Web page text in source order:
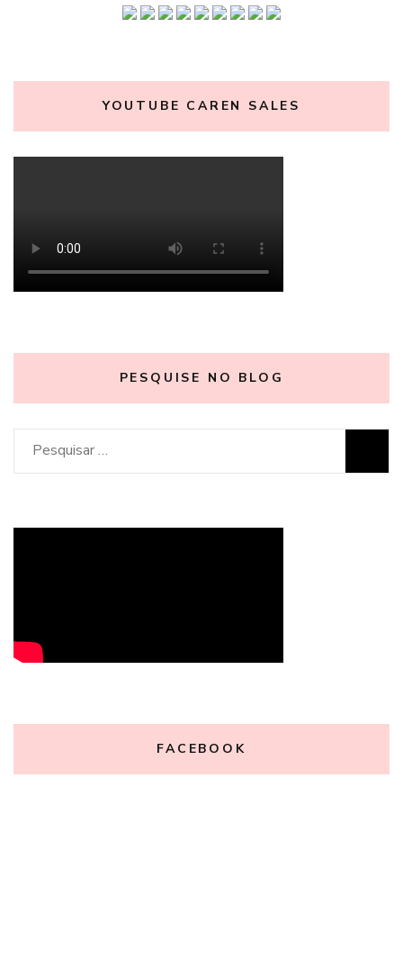
YOUTUBE CAREN SALES
PESQUISE NO BLOG
Pesquisar
por:
FACEBOOK